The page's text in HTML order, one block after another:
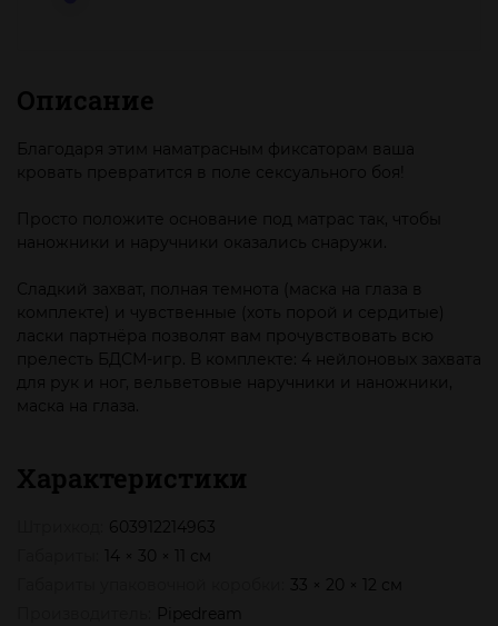
Описание
Благодаря этим наматрасным фиксаторам ваша
кровать превратится в поле сексуального боя!
Просто положите основание под матрас так, чтобы
наножники и наручники оказались снаружи.
Сладкий захват, полная темнота (маска на глаза в
комплекте) и чувственные (хоть порой и сердитые)
ласки партнёра позволят вам прочувствовать всю
прелесть БДСМ-игр. В комплекте: 4 нейлоновых захвата
для рук и ног, вельветовые наручники и наножники,
маска на глаза.
Характеристики
603912214963
14 × 30 × 11 см
33 × 20 × 12 см
Pipedream